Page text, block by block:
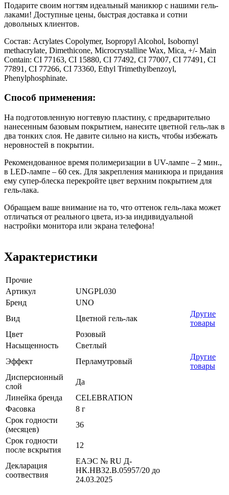
Подарите своим ногтям идеальный маникюр с нашими гель-
лаками! Доступные цены, быстрая доставка и сотни
довольных клиентов.
Состав: Acrylates Copolymer, Isopropyl Alcohol, Isobornyl
methacrylate, Dimethicone, Microcrystalline Wax, Mica, +/- Main
Contain: CI 77163, CI 15880, CI 77492, CI 77007, CI 77491, CI
77891, CI 77266, CI 73360, Ethyl Trimethylbenzoyl,
Phenylphosphinate.
Способ применения:
На подготовленную ногтевую пластину, с предварительно
нанесенным базовым покрытием, нанесите цветной гель-лак в
два тонких слоя. Не давите сильно на кисть, чтобы избежать
неровностей в покрытии.
Рекомендованное время полимеризации в UV-лампе – 2 мин.,
в LED-лампе – 60 сек. Для закрепления маникюра и придания
ему супер-блеска перекройте цвет верхним покрытием для
гель-лака.
Обращаем ваше внимание на то, что оттенок гель-лака может
отличаться от реального цвета, из-за индивидуальной
настройки монитора или экрана телефона!
Характеристики
Прочие
Артикул
UNGPL030
Бренд
UNO
Вид
Цветной гель-лак
Другие
товары
Цвет
Розовый
Насыщенность
Светлый
Эффект
Перламутровый
Другие
товары
Дисперсионный
слой
Да
Линейка бренда
CELEBRATION
Фасовка
8 г
Срок годности
(месяцев)
36
Срок годности
после вскрытия
12
Декларация
соотвествия
ЕАЭС № RU Д-
НК.НВ32.В.05957/20 до
24.03.2025